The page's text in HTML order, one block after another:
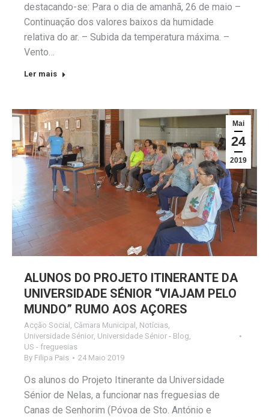
destacando-se: Para o dia de amanhã, 26 de maio –
Continuação dos valores baixos da humidade
relativa do ar. – Subida da temperatura máxima. –
Vento…
Ler mais
Mai
24
2019
ALUNOS DO PROJETO ITINERANTE DA
UNIVERSIDADE SÉNIOR “VIAJAM PELO
MUNDO” RUMO AOS AÇORES
Acção Social , Câmara Municipal , Notícias,
Universidade Sénior, Universidade Sénior - Blog,
US - freguesias
By Filipa Pais 24 Maio 2019
Os alunos do Projeto Itinerante da Universidade
Sénior de Nelas, a funcionar nas freguesias de
Canas de Senhorim (Póvoa de Sto. António e